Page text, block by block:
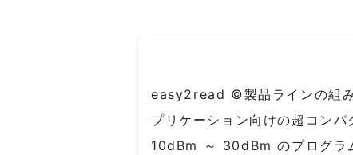
easy2read ©製品ラインの組
プリケーション向けの超コンパ
10dBm ～ 30dBm のプログラ